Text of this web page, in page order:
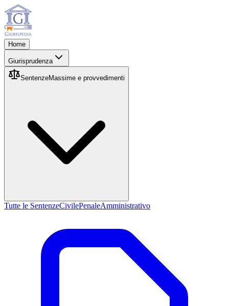
Home
Giurisprudenza
SentenzeMassime e provvedimenti
Tutte le SentenzeCivilePenaleAmministrativo